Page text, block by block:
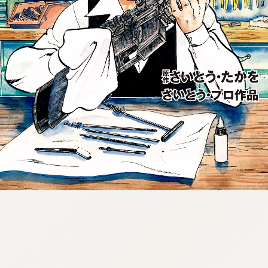
:946.652.06.971:lunrzsdszk-
vnqpv.oi